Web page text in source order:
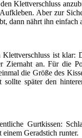
Klettverschluss
Aber zur
dann nährt ihn einfach
ist klar:
Ziernaht an. Für die
die Größe des
später den
Gurtkissen:
Geradstich runter.